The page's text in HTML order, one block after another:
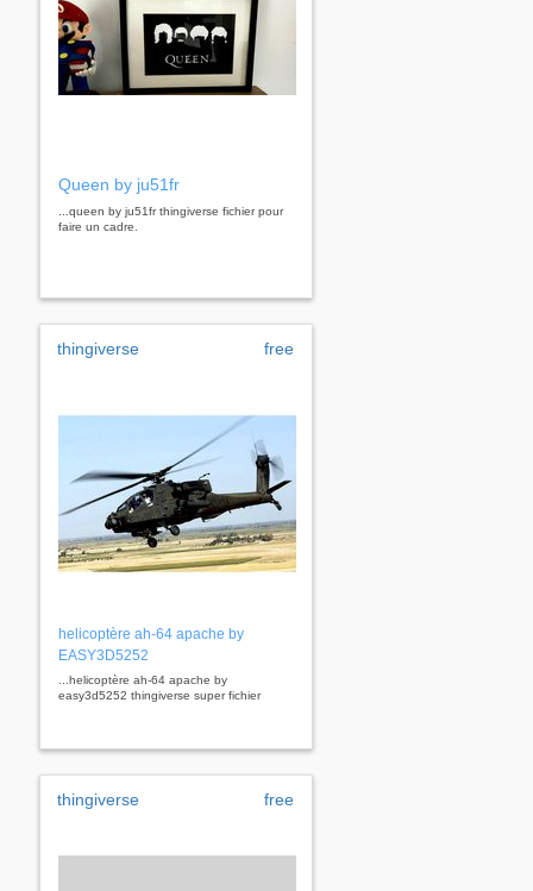
Queen by ju51fr
...queen by ju51fr thingiverse fichier pour
faire un cadre.
thingiverse free
helicoptère ah-64 apache by
EASY3D5252
...helicoptère ah-64 apache by
easy3d5252 thingiverse super fichier
thingiverse free